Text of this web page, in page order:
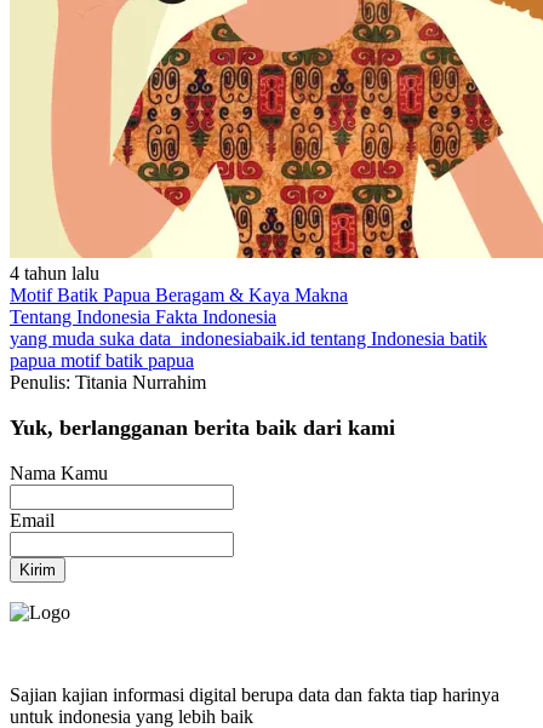
4 tahun lalu
Motif Batik Papua Beragam & Kaya Makna
Tentang Indonesia Fakta Indonesia
yang muda suka data indonesiabaik.id tentang Indonesia batik
papua motif batik papua
Penulis: Titania Nurrahim
Yuk, berlangganan berita baik dari kami
Nama Kamu
Email
Kirim
Sajian kajian informasi digital berupa data dan fakta tiap harinya
untuk indonesia yang lebih baik